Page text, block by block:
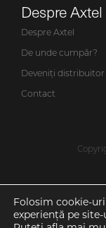
Despre Axtel
Despre Axtel
De unde cumpăr?
Deveniți distribuitor
Contact
Folosim cookie-
experiență pe